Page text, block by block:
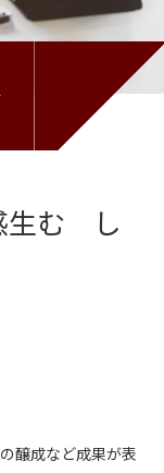
生む し
醸成など成果が表